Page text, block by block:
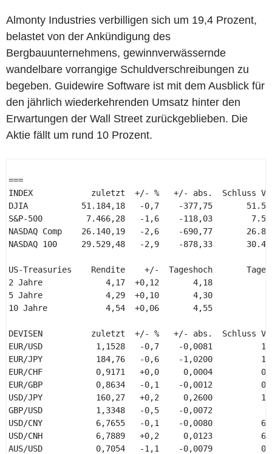
Almonty Industries verbilligen sich um 19,4 Prozent,
belastet von der Ankündigung des
Bergbauunternehmens, gewinnverwässernde
wandelbare vorrangige Schuldverschreibungen zu
begeben. Guidewire Software ist mit dem Ausblick für
den jährlich wiederkehrenden Umsatz hinter den
Erwartungen der Wall Street zurückgeblieben. Die
Aktie fällt um rund 10 Prozent.
===
INDEX            zuletzt  +/- %   +/- abs.  Schluss
DJIA           51.184,18   -0,7    -377,75
S&P-500         7.466,28   -1,6    -118,03
NASDAQ Comp    26.140,19   -2,6    -690,77
NASDAQ 100     29.529,48   -2,9    -878,33
US-Treasuries    Rendite    +/-  Tageshoch
2 Jahre             4,17  +0,12       4,18
5 Jahre             4,29  +0,10       4,30
10 Jahre            4,54  +0,06       4,55
DEVISEN          zuletzt  +/- %   +/- abs.  Schluss
EUR/USD           1,1528   -0,7    -0,0081
EUR/JPY           184,76   -0,6    -1,0200
EUR/CHF           0,9171   +0,0     0,0004
EUR/GBP           0,8634   -0,1    -0,0012
USD/JPY           160,27   +0,2     0,2600
GBP/USD           1,3348   -0,5    -0,0072
USD/CNY           6,7655   -0,1    -0,0080
USD/CNH           6,7889   +0,2     0,0123
AUS/USD           0,7054   -1,1    -0,0079